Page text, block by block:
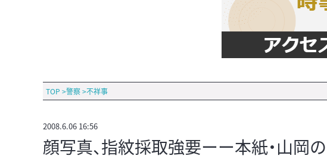
TOP >警察>不祥事
2008.6.06 16:56
顔写真、指紋採取強要ーー本紙・山岡